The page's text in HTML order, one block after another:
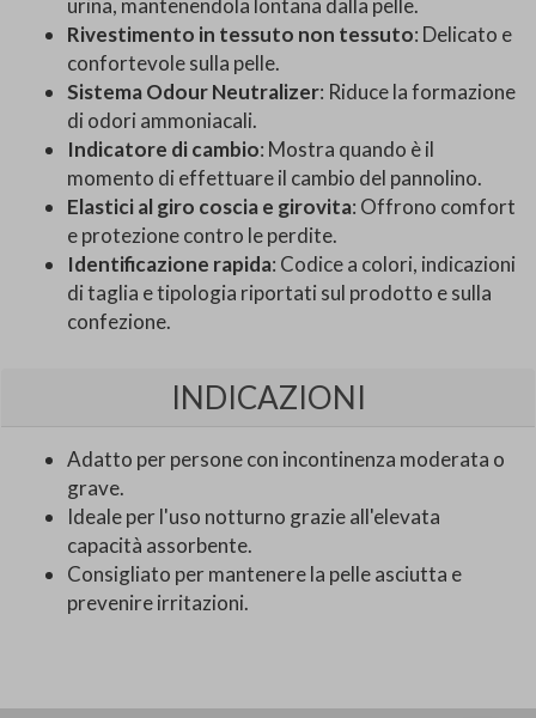
urina, mantenendola lontana dalla pelle.
Rivestimento in tessuto non tessuto: Delicato e
confortevole sulla pelle.
Sistema Odour Neutralizer: Riduce la formazione
di odori ammoniacali.
Indicatore di cambio: Mostra quando è il
momento di effettuare il cambio del pannolino.
Elastici al giro coscia e girovita: Offrono comfort
e protezione contro le perdite.
Identificazione rapida: Codice a colori, indicazioni
di taglia e tipologia riportati sul prodotto e sulla
confezione.
INDICAZIONI
Adatto per persone con incontinenza moderata o
grave.
Ideale per l'uso notturno grazie all'elevata
capacità assorbente.
Consigliato per mantenere la pelle asciutta e
prevenire irritazioni.